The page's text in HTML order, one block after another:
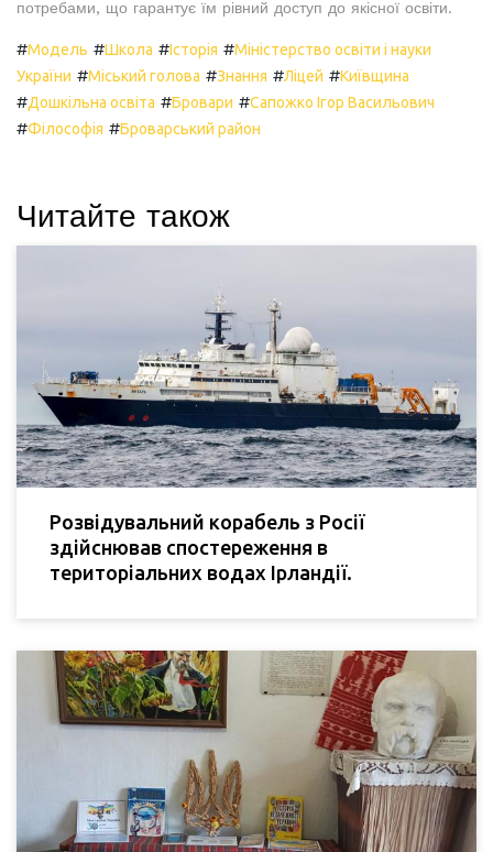
потребами, що гарантує їм рівний доступ до якісної освіти.
#Модель #Школа #Історія #Міністерство освіти і науки
України #Міський голова #Знання #Ліцей #Київщина
#Дошкільна освіта #Бровари #Сапожко Ігор Васильович
#Філософія #Броварський район
Читайте також
Розвідувальний корабель з Росії
здійснював спостереження в
територіальних водах Ірландії.